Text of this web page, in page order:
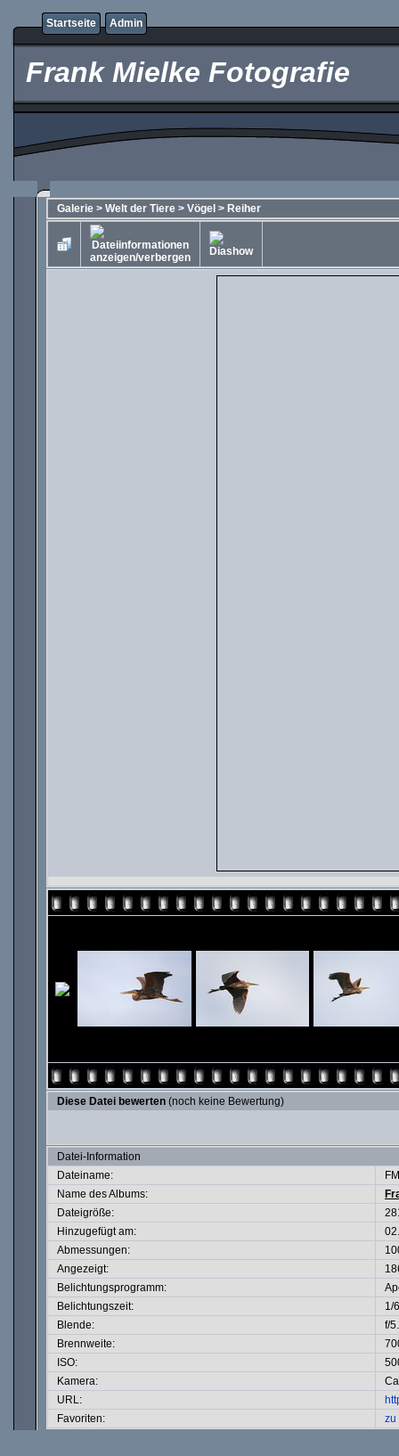
Startseite Admin
Frank Mielke Fotografie
Galerie > Welt der Tiere > Vögel > Reiher
Diese Datei bewerten (noch keine Bewertung)
Datei-Information
Dateiname:
Name des Albums:
Dateigröße:
Hinzugefügt am:
Abmessungen:
Angezeigt:
Belichtungsprogramm:
Belichtungszeit:
1/
Blende:
f/
Brennweite:
ISO:
Kamera:
URL:
Favoriten:
zu